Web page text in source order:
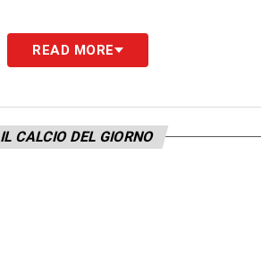
READ MORE
IL CALCIO DEL GIORNO